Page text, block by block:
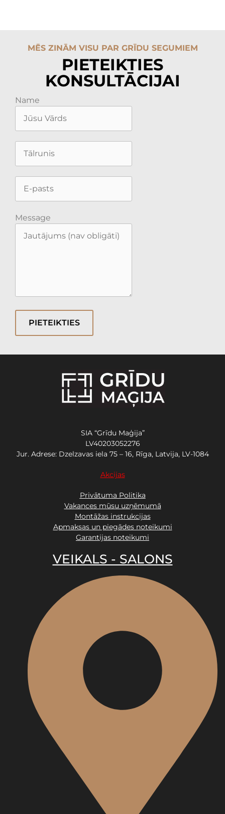
MĒS ZINĀM VISU PAR GRĪDU SEGUMIEM
PIETEIKTIES
KONSULTĀCIJAI
Name
Message
PIETEIKTIES
SIA “Grīdu Maģija”
LV40203052276
Jur. Adrese: Dzelzavas iela 75 – 16, Rīga, Latvija, LV-1084
Akcijas
Privātuma Politika
Vakances mūsu uzņēmumā
Montāžas instrukcijas
Apmaksas un piegādes noteikumi
Garantijas noteikumi
VEIKALS - SALONS